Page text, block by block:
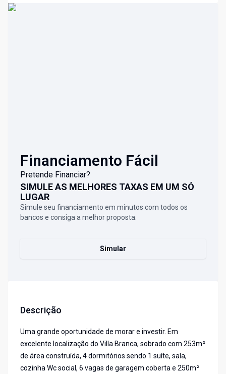
Financiamento Fácil
Pretende Financiar?
SIMULE AS MELHORES TAXAS EM UM SÓ
LUGAR
Simule seu financiamento em minutos com todos os
bancos e consiga a melhor proposta.
Simular
Descrição
Uma grande oportunidade de morar e investir. Em
excelente localização do Villa Branca, sobrado com 253m²
de área construída, 4 dormitórios sendo 1 suíte, sala,
cozinha Wc social, 6 vagas de garagem coberta e 250m²